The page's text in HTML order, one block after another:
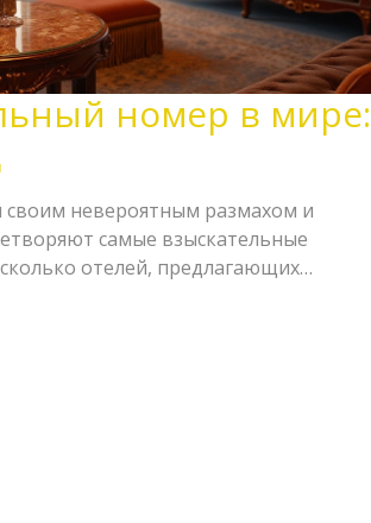
номер в мире:
невероятным размахом и
самые взыскательные
отелей, предлагающих
но и исключительными
в них незабываемым. От пентхаусов в